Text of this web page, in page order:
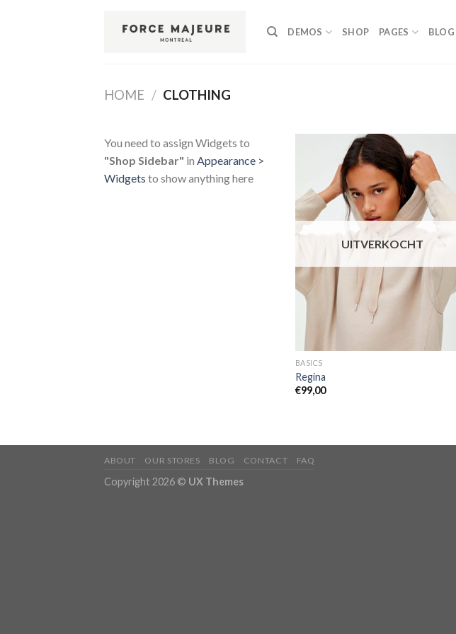
DEMOS SHOP PAGES BLOG
HOME / CLOTHING
You need to assign Widgets to
"Shop Sidebar" in Appearance >
Widgets to show anything here
Toevoegen
aan
verlanglijst
UITVERKOCHT
BASICS
Regina
€99,00
ABOUT OUR STORES BLOG CONTACT FAQ
Copyright 2026 © UX Themes